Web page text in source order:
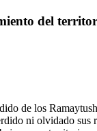
del
de los
ni olvidado